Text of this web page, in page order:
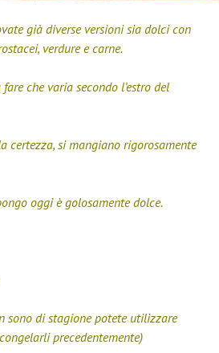
già diverse versioni sia dolci con
verdure e carne.
che varia secondo l’estro del
certezza, si mangiano rigorosamente
oggi è golosamente dolce.
sono di stagione potete utilizzare
precedentemente)